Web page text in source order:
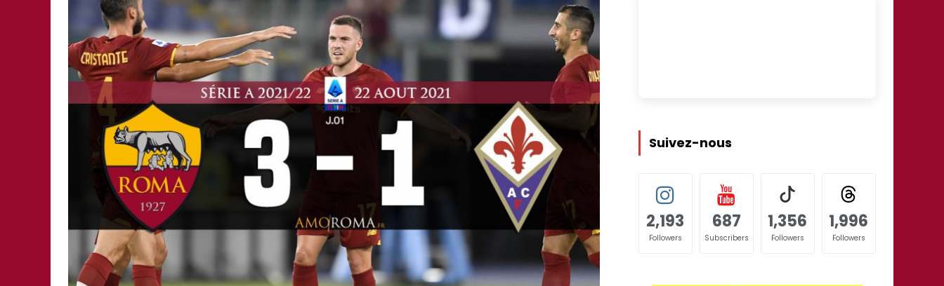
Suivez-nous
2,193
Followers
687
Subscribers
1,356
Followers
1,996
Followers